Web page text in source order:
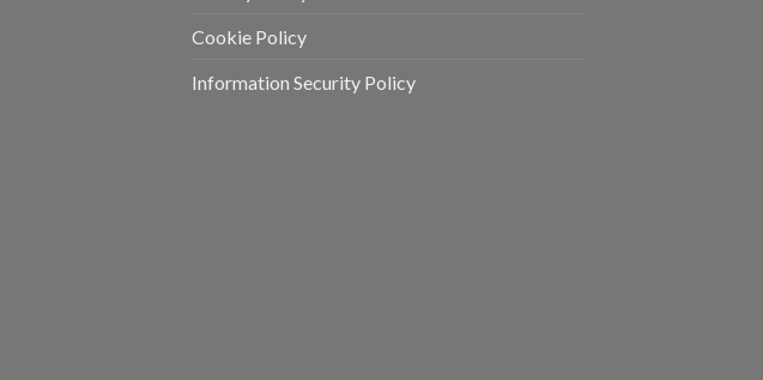
Cookie Policy
Information Security Policy